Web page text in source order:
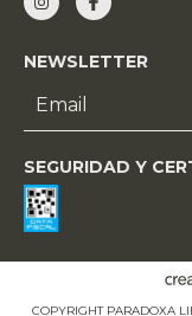
NEWSLETTER
SEGURIDAD Y
COPYRIGHT PARADOXA